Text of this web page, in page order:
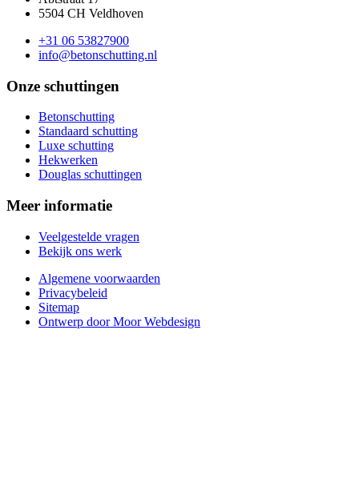
5504 CH Veldhoven
+31 06 53827900
info@betonschutting.nl
Onze schuttingen
Betonschutting
Standaard schutting
Luxe schutting
Hekwerken
Douglas schuttingen
Meer informatie
Veelgestelde vragen
Bekijk ons werk
Algemene voorwaarden
Privacybeleid
Sitemap
Ontwerp door Moor Webdesign